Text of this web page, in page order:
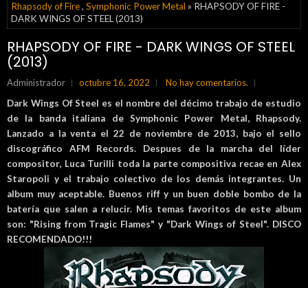
Rhapsody of Fire, Symphonic Power Metal » RHAPSODY OF FIRE -
DARK WINGS OF STEEL (2013)
RHAPSODY OF FIRE - DARK WINGS OF STEEL
(2013)
Administrador octubre 16, 2022
No hay comentarios.
Dark Wings Of Steel es el nombre del décimo trabajo de estudio
de la banda italiana de Symphonic Power Metal, Rhapsody.
Lanzado a la venta el 22 de noviembre de 2013, bajo el sello
discográfico AFM Records. Despues de la marcha del líder
compositor, Luca Turilli toda la parte compositiva recae en Alex
Staropoli y el trabajo colectivo de los demás integrantes. Un
album muy aceptable. Buenos riff y un buen doble bombo de la
batería que salen a relucir. Mis temas favoritos de este album
son: "Rising from Tragic Flames" y "Dark Wings of Steel". DISCO
RECOMENDADO!!!